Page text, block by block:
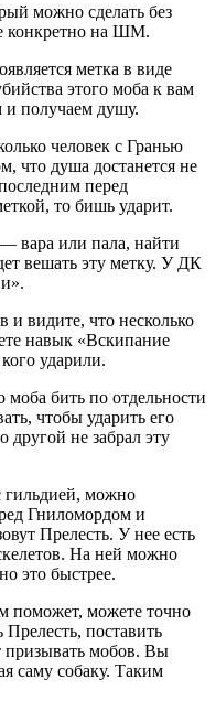
можно сделать без
конкретно на ШМ.
метка в виде
этого моба к вам
и получаем душу.
человек с Гранью
что душа достанется не
перед
то бишь ударит.
вара или пала, найти
вешать эту метку. У ДК
и видите, что несколько
навык «Вскипание
ударили.
бить по отдельности
чтобы ударить его
не забрал эту
гильдией, можно
Гниломордом и
Прелесть. У нее есть
На ней можно
это быстрее.
поможет, можете точно
Прелесть, поставить
призывать мобов. Вы
саму собаку. Таким